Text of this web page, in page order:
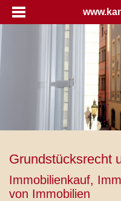
Grundstücksrecht
Immobilienkauf,
von Immobilien